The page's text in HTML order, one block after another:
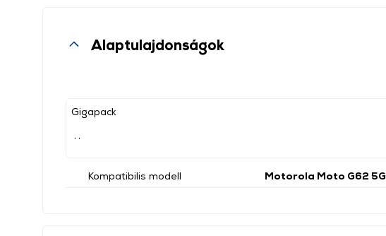
Alaptulajdonságok
Gigapack
Kompatibilis modell Motorola Moto G62 5G